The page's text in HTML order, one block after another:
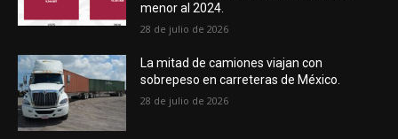
menor al 2024.
28 de julio de 2026
La mitad de camiones viajan con
sobrepeso en carreteras de México.
28 de julio de 2026